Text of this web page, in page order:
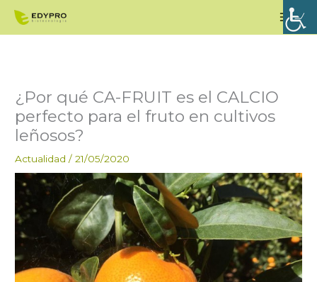
¿Por qué CA-FRUIT es el CALCIO
perfecto para el fruto en cultivos
leñosos?
Actualidad /21/05/2020